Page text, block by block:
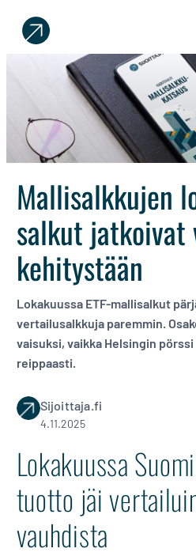
Sijoittaja.fi
Tee
parempia
sijoituspäätöksiä
Mallisalkkujen
salkut jatkoivat
kehitystään
Lokakuussa ETF-mallisalkut
vertailusalkkuja paremmin.
vaisuksi, vaikka Helsingin
reippaasti.
Sijoittaja.fi
4.11.2025
Lokakuussa
tuotto jäi
vauhdista